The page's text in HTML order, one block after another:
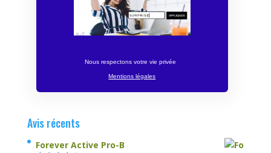
Nous respectons votre vie privée
Mentions légales
Avis récents
Forever Active Pro-B